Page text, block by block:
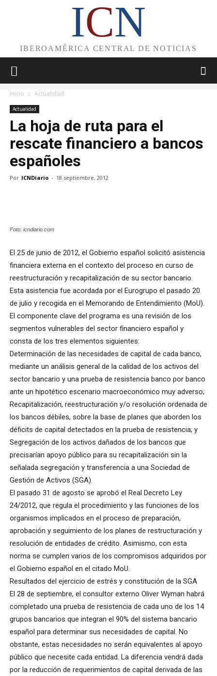
ICN
IBEROAMÉRICA CENTRAL DE NOTICIAS
Inicio Actualidad
Actualidad
La hoja de ruta para el
rescate financiero a bancos
españoles
Por ICNDiario - 18 septiembre, 2012
Foto: icndiario.com
El 25 de junio de 2012, el Gobierno español solicitó asistencia
financiera externa en el contexto del proceso en curso de
reestructuración y recapitalización de su sector bancario.
Esta asistencia fue acordada por el Eurogrupo el pasado 20
de julio y recogida en el Memorando de Entendimiento (MoU).
El componente clave del programa es una revisión de los
segmentos vulnerables del sector financiero español y
consta de los tres elementos siguientes:
Determinación de las necesidades de capital de cada banco,
mediante un análisis general de la calidad de los activos del
sector bancario y una prueba de resistencia banco por banco
ante un hipotético escenario macroeconómico muy adverso;
Recapitalización, reestructuración y/o resolución ordenada de
los bancos débiles, sobre la base de planes que aborden los
déficits de capital detectados en la prueba de resistencia; y
Segregación de los activos dañados de los bancos que
precisarían apoyo público para su recapitalización sin la
señalada segregación y transferencia a una Sociedad de
Gestión de Activos (SGA).
El pasado 31 de agosto se aprobó el Real Decreto Ley
24/2012, que regula el procedimiento y las funciones de los
organismos implicados en el proceso de preparación,
aprobación y seguimiento de los planes de restructuración y
resolución de entidades de crédito. Asimismo, con esta
norma se cumplen varios de los compromisos adquiridos por
el Gobierno español en el citado MoU.
Resultados del ejercicio de estrés y constitución de la SGA
El 28 de septiembre, el consultor externo Oliver Wyman habrá
completado una prueba de resistencia de cada uno de los 14
grupos bancarios que integran el 90% del sistema bancario
español para determinar sus necesidades de capital. No
obstante, estas necesidades no serán equivalentes al apoyo
público que necesite cada entidad. La diferencia vendrá dada
por la reducción de requerimientos de capital derivada de las